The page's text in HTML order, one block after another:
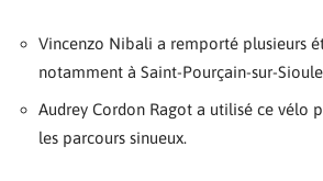
Vincenzo Nibali a remporté plusieurs
notamment à Saint-Pourçain-sur-
Audrey Cordon Ragot a utilisé ce vélo
les parcours sinueux.